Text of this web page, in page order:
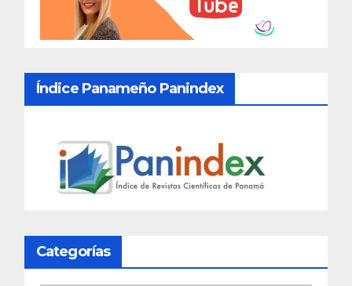
Índice Panameño Panindex
Categorías